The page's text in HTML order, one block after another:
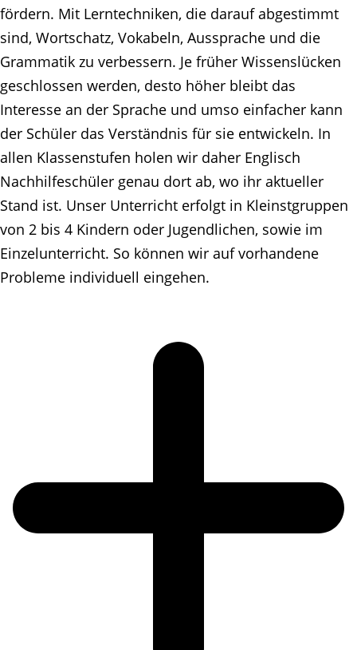
fördern. Mit Lerntechniken, die darauf abgestimmt
sind, Wortschatz, Vokabeln, Aussprache und die
Grammatik zu verbessern. Je früher Wissenslücken
geschlossen werden, desto höher bleibt das
Interesse an der Sprache und umso einfacher kann
der Schüler das Verständnis für sie entwickeln. In
allen Klassenstufen holen wir daher Englisch
Nachhilfeschüler genau dort ab, wo ihr aktueller
Stand ist. Unser Unterricht erfolgt in Kleinstgruppen
von 2 bis 4 Kindern oder Jugendlichen, sowie im
Einzelunterricht. So können wir auf vorhandene
Probleme individuell eingehen.